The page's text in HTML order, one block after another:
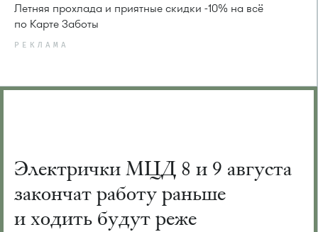
Летняя прохлада и приятные скидки -10% на всё
по Карте Заботы
РЕКЛАМА
Электрички МЦД 8 и 9 августа
закончат работу раньше
и ходить будут реже